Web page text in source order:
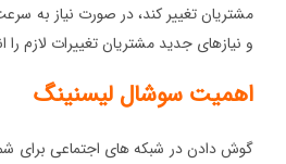
مشتریان تغییر کند، در صورت نیاز به
و نیازهای جدید مشتریان تغییرات لازم را
اهمیت سوشال لیسنینگ
گوش دادن در شبکه های اجتماعی برای